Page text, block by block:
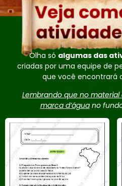
Olha só algumas das
criadas por uma equipe de
que você encontrará
Lembrando que no
marca d’água no